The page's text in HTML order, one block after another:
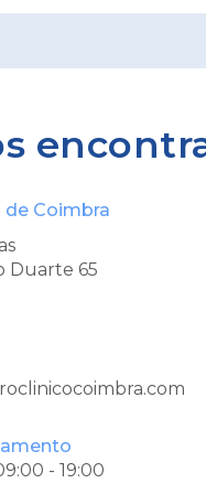
de Coimbra
Duarte 65
- 19:00